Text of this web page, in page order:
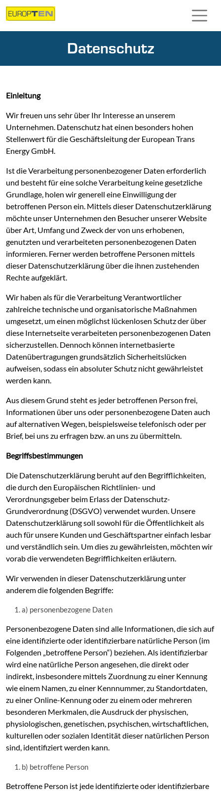
Direkt zur Hauptnavigation springen
Direkt zum Inhalt springen
Datenschutz
Einleitung
Wir freuen uns sehr über Ihr Interesse an unserem
Unternehmen. Datenschutz hat einen besonders hohen
Stellenwert für die Geschäftsleitung der European Trans
Energy GmbH.
Ist die Verarbeitung personenbezogener Daten erforderlich
und besteht für eine solche Verarbeitung keine gesetzliche
Grundlage, holen wir generell eine Einwilligung der
betroffenen Person ein. Mittels dieser Datenschutzerklärung
möchte unser Unternehmen den Besucher unserer Website
über Art, Umfang und Zweck der von uns erhobenen,
genutzten und verarbeiteten personenbezogenen Daten
informieren. Ferner werden betroffene Personen mittels
dieser Datenschutzerklärung über die ihnen zustehenden
Rechte aufgeklärt.
Wir haben als für die Verarbeitung Verantwortlicher
zahlreiche technische und organisatorische Maßnahmen
umgesetzt, um einen möglichst lückenlosen Schutz der über
diese Internetseite verarbeiteten personenbezogenen Daten
sicherzustellen. Dennoch können internetbasierte
Datenübertragungen grundsätzlich Sicherheitslücken
aufweisen, sodass ein absoluter Schutz nicht gewährleistet
werden kann.
Aus diesem Grund steht es jeder betroffenen Person frei,
Informationen über uns oder personenbezogene Daten auch
auf alternativen Wegen, beispielsweise telefonisch oder per
Brief, bei uns zu erfragen bzw. an uns zu übermitteln.
Begriffsbestimmungen
Die Datenschutzerklärung beruht auf den Begrifflichkeiten,
die durch den Europäischen Richtlinien- und
Verordnungsgeber beim Erlass der Datenschutz-
Grundverordnung (DSGVO) verwendet wurden. Unsere
Datenschutzerklärung soll sowohl für die Öffentlichkeit als
auch für unsere Kunden und Geschäftspartner einfach lesbar
und verständlich sein. Um dies zu gewährleisten, möchten wir
vorab die verwendeten Begrifflichkeiten erläutern.
Wir verwenden in dieser Datenschutzerklärung unter
anderem die folgenden Begriffe:
a) personenbezogene Daten
Personenbezogene Daten sind alle Informationen, die sich auf
eine identifizierte oder identifizierbare natürliche Person (im
Folgenden „betroffene Person“) beziehen. Als identifizierbar
wird eine natürliche Person angesehen, die direkt oder
indirekt, insbesondere mittels Zuordnung zu einer Kennung
wie einem Namen, zu einer Kennnummer, zu Standortdaten,
zu einer Online-Kennung oder zu einem oder mehreren
besonderen Merkmalen, die Ausdruck der physischen,
physiologischen, genetischen, psychischen, wirtschaftlichen,
kulturellen oder sozialen Identität dieser natürlichen Person
sind, identifiziert werden kann.
b) betroffene Person
Betroffene Person ist jede identifizierte oder identifizierbare